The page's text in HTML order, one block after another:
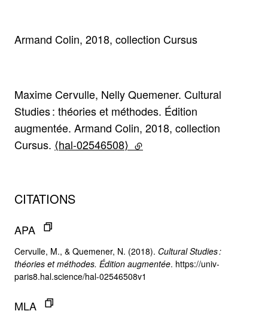
Armand Colin, 2018, collection Cursus
Maxime Cervulle, Nelly Quemener. Cultural
Studies : théories et méthodes. Édition
augmentée. Armand Colin, 2018, collection
Cursus. ⟨hal-02546508⟩ (lien externe)
CITATIONS
APA
Cervulle, M., & Quemener, N. (2018). Cultural Studies :
théories et méthodes. Édition augmentée. https://univ-
paris8.hal.science/hal-02546508v1
MLA